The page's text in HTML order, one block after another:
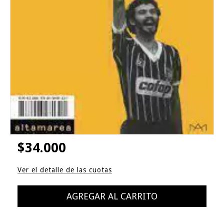
$34.000
Ver el detalle de las cuotas